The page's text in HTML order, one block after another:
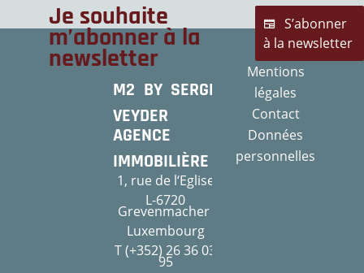
Je souhaite
m’abonner à la
newsletter
S’abonner
à la newsletter
M2 BY SERGE
VEYDER
AGENCE
IMMOBILIÈRE
1, rue de l‘Eglise
L-6720
Grevenmacher
Luxembourg
T (+352) 26 36 03
95
Mentions
légales
Contact
Données
personnelles